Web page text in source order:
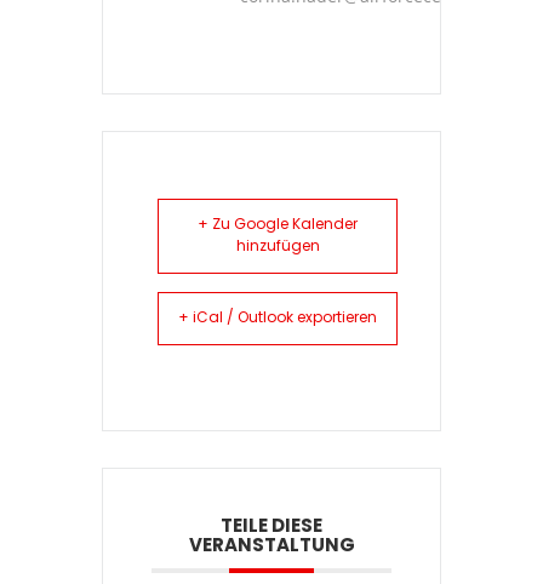
+ Zu Google Kalender
hinzufügen
+ iCal / Outlook exportieren
TEILE DIESE
VERANSTALTUNG